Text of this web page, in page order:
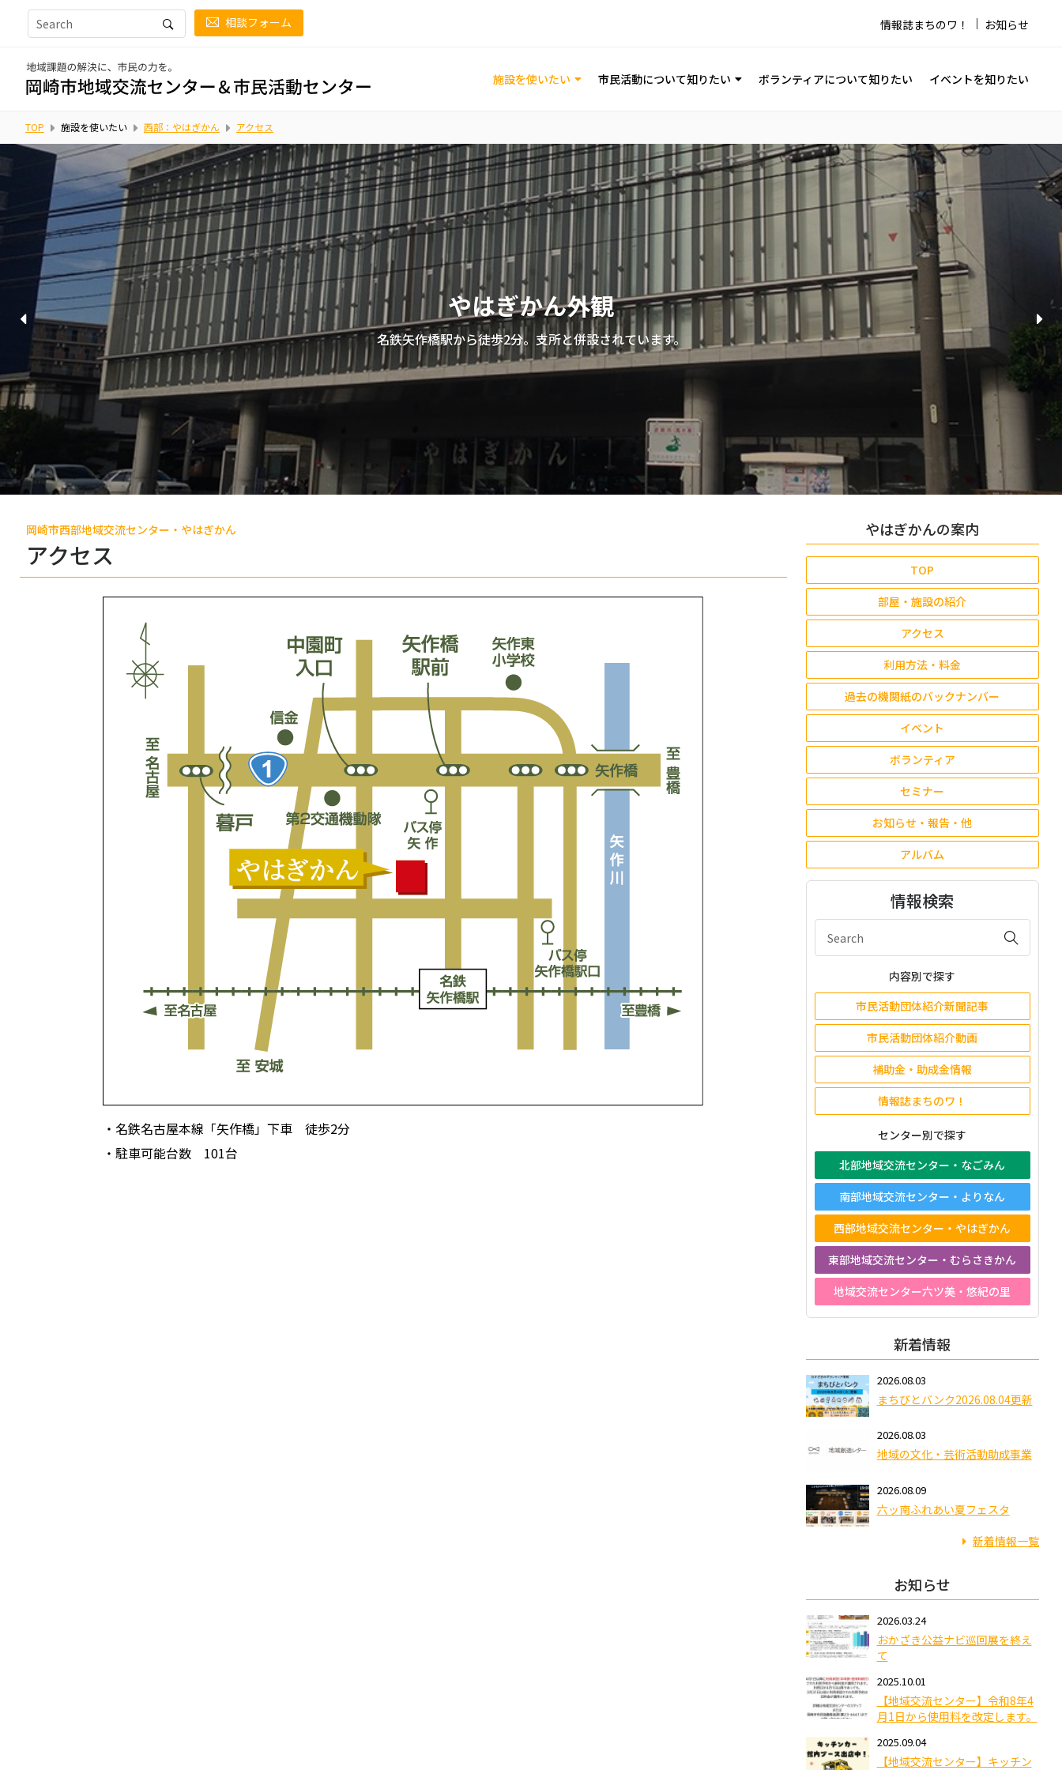
相談フォーム 情報誌まちのワ！ お知らせ
施設を使いたい 市民活動について知りたい ボランティアについて知りたい イベントを知りたい
TOP 施設を使いたい 西部：やはぎかん アクセス
やはぎかん外観
名鉄矢作橋駅から徒歩2分。支所と併設されています。
交流スペース
市民の皆さんが自由に交流できるフリースペースです。
印刷工房
印刷機、大判プリンター、紙折り機、ラミネーターなど、印刷機器が安価にご利用いただけます。市民活動・地域活動に必要なチラシの大量印刷、大きなポスターの印刷にご利用く
ださい。
岡崎市西部地域交流センター・やはぎかん
アクセス
・ 名鉄名古屋本線「矢作橋」下車 徒歩2分
・ 駐車可能台数 101台
やはぎかんの案内
TOP
部屋・施設の紹介
アクセス
利用方法・料金
過去の機関紙のバックナンバー
イベント
ボランティア
セミナー
お知らせ・報告・他
アルバム
情報検索
内容別で探す
市民活動団体紹介新聞記事
市民活動団体紹介動画
補助金・助成金情報
情報誌まちのワ！
センター別で探す
北部地域交流センター・なごみん
南部地域交流センター・よりなん
西部地域交流センター・やはぎかん
東部地域交流センター・むらさきかん
地域交流センター六ツ美・悠紀の里
新着情報
2026.08.03
まちびとバンク2026.08.04更新
2026.08.03
地域の文化・芸術活動助成事業
2026.08.09
六ッ南ふれあい夏フェスタ
新着情報一覧
お知らせ
2026.03.24
おかざき公益ナビ巡回展を終え
て
2025.10.01
【地域交流センター】令和8年4
月1日から使用料を改定します。
2025.09.04
【地域交流センター】キッチン